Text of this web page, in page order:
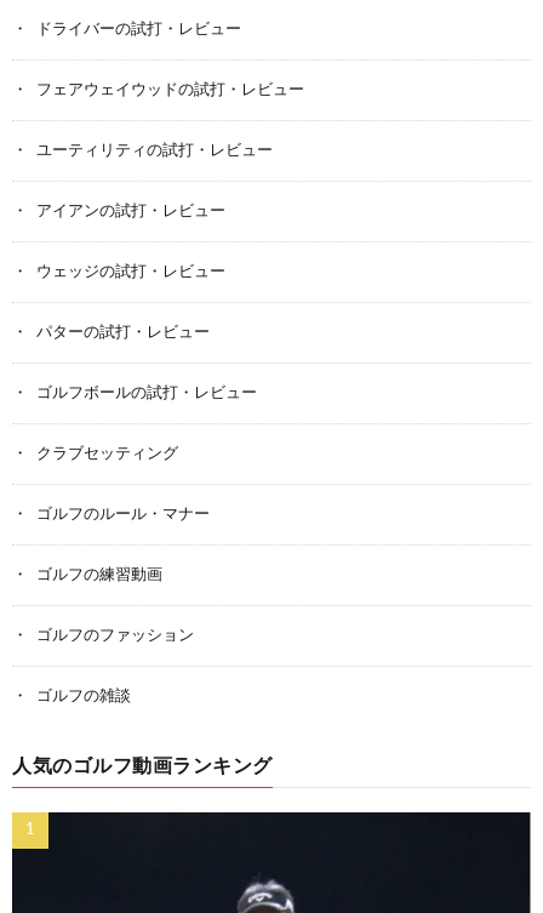
ドライバーの試打・レビュー
フェアウェイウッドの試打・レビュー
ユーティリティの試打・レビュー
アイアンの試打・レビュー
ウェッジの試打・レビュー
パターの試打・レビュー
ゴルフボールの試打・レビュー
クラブセッティング
ゴルフのルール・マナー
ゴルフの練習動画
ゴルフのファッション
ゴルフの雑談
人気のゴルフ動画ランキング